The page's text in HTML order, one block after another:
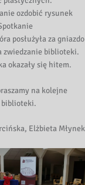
ozdobić rysunek
posłużyła za gniazdo
zwiedzanie biblioteki.
okazały się hitem.
na kolejne
biblioteki.
Elżbieta Młynek